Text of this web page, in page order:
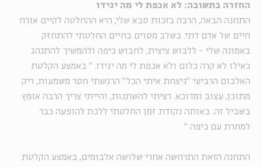
החזרה בתשובה: לא אכפת לי מה יגידו
התחנה הבאה, הרבה בזכות סבא שלי, היא ההחלטה לקיים אורח
חיים של אדם דתי. בשלב מסוים בחיים החלטתי להתחזק
באמונה שלי - ללבוש ציצית, לחבוש כיפה ולהמשיך להתנהג
כאילו לא קרה כלום ולא אכפת לי מה יגידו. " באמצע הקלטת
האלבום הרביעי "ניצחת איתי הכל" הרגשתי חסר משמעות, ריק
מתוכן, עצוב ומדוכא. רציתי להשתנות, והייתי צריך הרבה אומץ
בשביל זה. באותה נקודת זמן החלטתי ללכת להופעה כבר
למחרת עם כיפה "
התחנה הזאת התרחשה אחרי שלושה אלבומים, באמצע הקלטת